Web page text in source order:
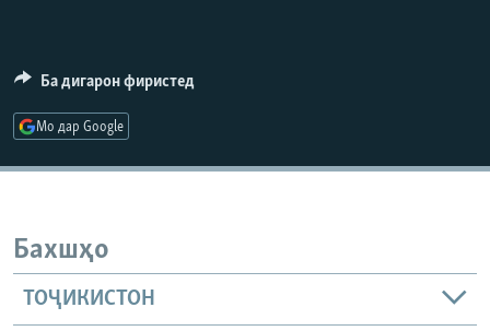
Ба дигарон фиристед
Мо дар Google
Бахшҳо
ТОҶИКИСТОН